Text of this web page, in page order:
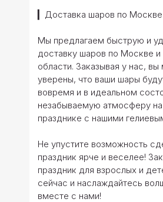
▎Доставка шаров по
Мы предлагаем быструю и
доставку шаров по Москве
области. Заказывая у нас,
уверены, что ваши шары
вовремя и в идеальном
незабываемую атмосферу
празднике с нашими
Не упустите возможность
праздник ярче и веселее!
праздник для взрослых и
сейчас и наслаждайтесь
вместе с нами!